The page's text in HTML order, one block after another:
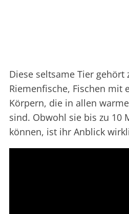
Diese seltsame Tier gehört
Riemenfische, Fischen mit
Körpern, die in allen
sind. Obwohl sie bis zu 10
können, ist ihr Anblick